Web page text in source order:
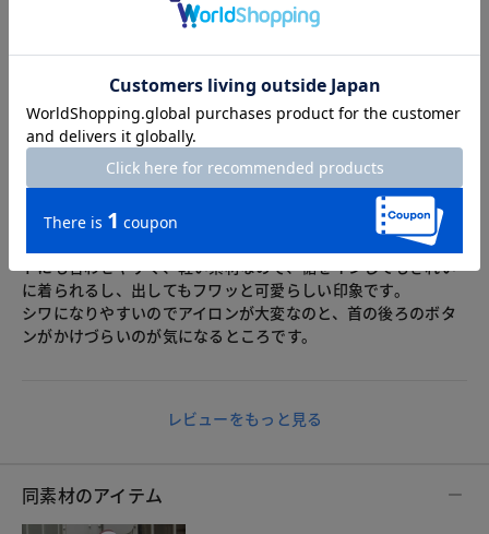
いし 涼しいので 簡単なお出かけにはいいと思います
2026.08.01
Tommy 身長155cm
カラー：ライトグレー
サイズ：9号
ライトグレー、９号を購入しました。
涼しげで何にでも合わせやすい色です。形もパンツにもスカー
トにも合わせやすく、軽い素材なので、裾をインしてもきれい
に着られるし、出してもフワッと可愛らしい印象です。
シワになりやすいのでアイロンが大変なのと、首の後ろのボタ
ンがかけづらいのが気になるところです。
レビューをもっと見る
同素材のアイテム